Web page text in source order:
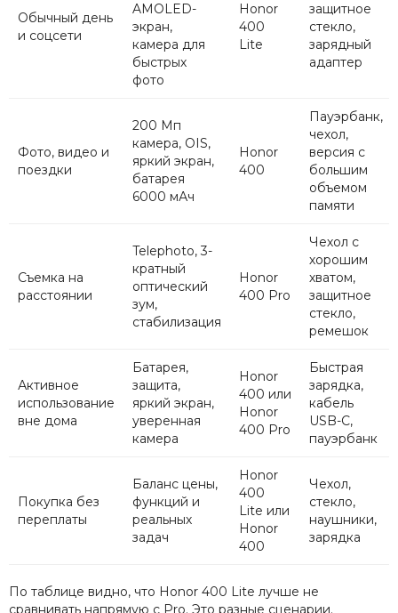
Обычный день
и соцсети
AMOLED-
экран,
камера для
быстрых
фото
Honor
400
Lite
защитное
стекло,
зарядный
адаптер
Фото, видео и
поездки
200 Мп
камера, OIS,
яркий экран,
батарея
6000 мАч
Honor
400
Пауэрбанк,
чехол,
версия с
большим
объемом
памяти
Съемка на
расстоянии
Telephoto, 3-
кратный
оптический
зум,
стабилизация
Honor
400 Pro
Чехол с
хорошим
хватом,
защитное
стекло,
ремешок
Активное
использование
вне дома
Батарея,
защита,
яркий экран,
уверенная
камера
Honor
400 или
Honor
400 Pro
Быстрая
зарядка,
кабель
USB-C,
пауэрбанк
Покупка без
переплаты
Баланс цены,
функций и
реальных
задач
Honor
400
Lite или
Honor
400
Чехол,
стекло,
наушники,
зарядка
По таблице видно, что Honor 400 Lite лучше не
сравнивать напрямую с Pro. Это разные сценарии.